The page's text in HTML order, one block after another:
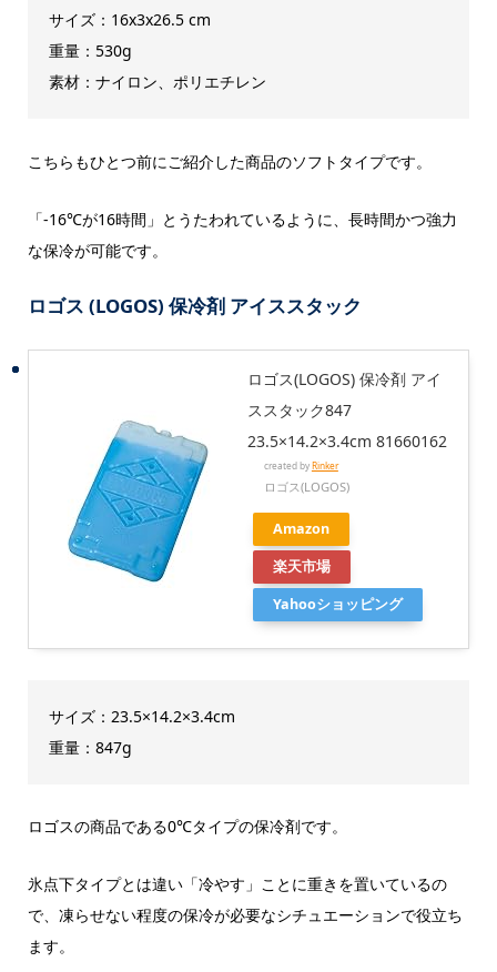
サイズ：16x3x26.5 cm
重量：530g
素材：ナイロン、ポリエチレン
こちらもひとつ前にご紹介した商品のソフトタイプです。
「-16℃が16時間」とうたわれているように、長時間かつ強力
な保冷が可能です。
ロゴス (LOGOS) 保冷剤 アイススタック
ロゴス(LOGOS) 保冷剤 アイ
ススタック847
23.5×14.2×3.4cm 81660162
created byRinker
ロゴス(LOGOS)
Amazon
楽天市場
Yahooショッピング
サイズ：23.5×14.2×3.4cm
重量：847g
ロゴスの商品である0℃タイプの保冷剤です。
氷点下タイプとは違い「冷やす」ことに重きを置いているの
で、凍らせない程度の保冷が必要なシチュエーションで役立ち
ます。